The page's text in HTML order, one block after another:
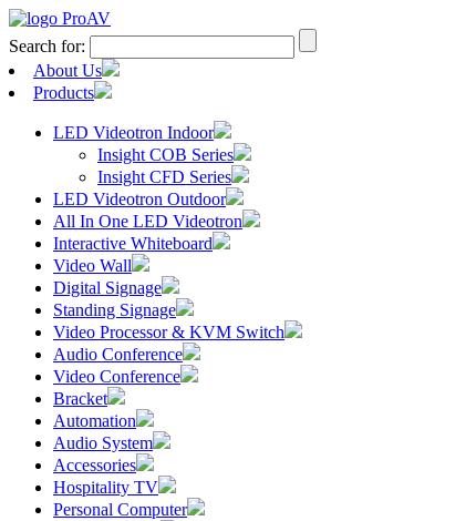
Search for:
About Us
Products
LED Videotron Indoor
Insight COB Series
Insight CFD Series
LED Videotron Outdoor
All In One LED Videotron
Interactive Whiteboard
Video Wall
Digital Signage
Standing Signage
Video Processor & KVM Switch
Audio Conference
Video Conference
Bracket
Automation
Audio System
Accessories
Hospitality TV
Personal Computer